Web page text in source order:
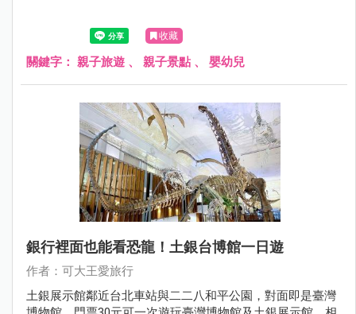
收藏
關鍵字： 親子旅遊 、 親子景點 、 嬰幼兒
銀行裡面也能看恐龍！土銀台博館一日遊
作者：可大王愛旅行
土銀展示館鄰近台北車站與二二八和平公園，對面即是臺灣